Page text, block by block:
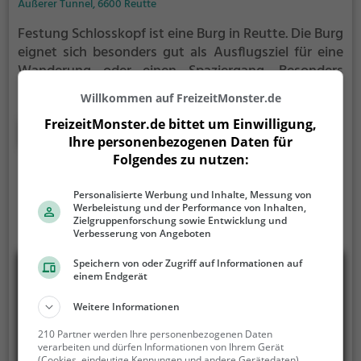
Äußerer Tunnel, 6600 Reutte
Festung Schlosskopf ist eine Burg in Reutte.Die Burg
eignet sich besonders gut als Ausflugsziel für eine
Wanderung oder einen Spaziergang. Besonders
beliebt ist sie bei Familien, Naturfreunden und
Geschichtsfans. Die historische Burg offenbart
Aspekte aus längst vergangenen Zeiten und bietet
einen kleinen Einblick in die Geschichte.
Mehr erfahren
Willkommen auf FreizeitMonster.de
FreizeitMonster.de bittet um Einwilligung,
Ihre personenbezogenen Daten für
Folgendes zu nutzen:
Personalisierte Werbung und Inhalte, Messung von
Werbeleistung und der Performance von Inhalten,
Zielgruppenforschung sowie Entwicklung und
Verbesserung von Angeboten
Speichern von oder Zugriff auf Informationen auf
einem Endgerät
Weitere Informationen
210 Partner werden Ihre personenbezogenen Daten
verarbeiten und dürfen Informationen von Ihrem Gerät